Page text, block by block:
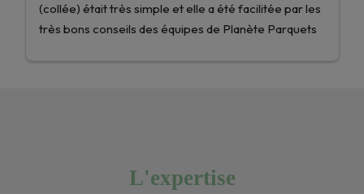
(collée) était très simple et elle a été facilitée par les
très bons conseils des équipes de Planète Parquets
L'expertise